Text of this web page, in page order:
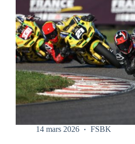
14 mars 2026 FSBK